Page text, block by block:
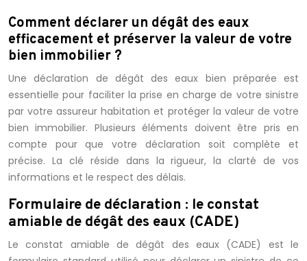
Comment déclarer un dégât des eaux
efficacement et préserver la valeur de votre
bien immobilier ?
Une déclaration de dégât des eaux bien préparée est
essentielle pour faciliter la prise en charge de votre sinistre
par votre assureur habitation et protéger la valeur de votre
bien immobilier. Plusieurs éléments doivent être pris en
compte pour que votre déclaration soit complète et
précise. La clé réside dans la rigueur, la clarté de vos
informations et le respect des délais.
Formulaire de déclaration : le constat
amiable de dégât des eaux (CADE)
Le constat amiable de dégât des eaux (CADE) est le